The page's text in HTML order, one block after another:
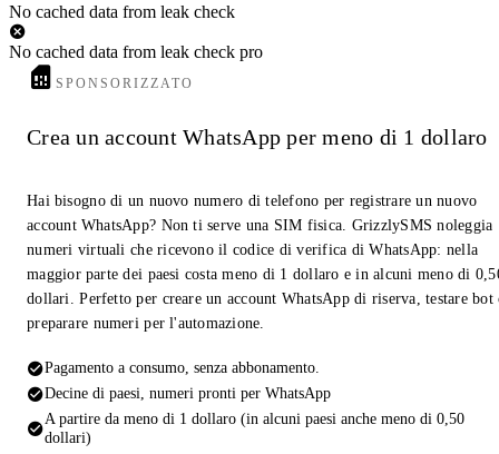
No cached data from leak check
No cached data from leak check pro
SPONSORIZZATO
Crea un account WhatsApp per meno di 1 dollaro
Hai bisogno di un nuovo numero di telefono per registrare un nuovo
account WhatsApp? Non ti serve una SIM fisica. GrizzlySMS noleggia
numeri virtuali che ricevono il codice di verifica di WhatsApp: nella
maggior parte dei paesi costa meno di 1 dollaro e in alcuni meno di
dollari. Perfetto per creare un account WhatsApp di riserva, testare bot
preparare numeri per l'automazione.
Pagamento a consumo, senza abbonamento.
Decine di paesi, numeri pronti per WhatsApp
A partire da meno di 1 dollaro (in alcuni paesi anche meno di 0,50
dollari)